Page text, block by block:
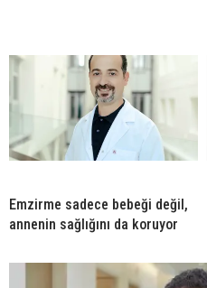
Emzirme sadece bebeği değil,
annenin sağlığını da koruyor